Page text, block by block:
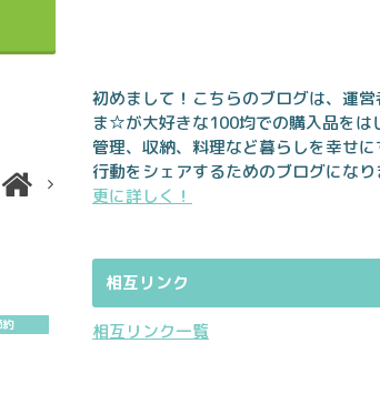
約
初めまして！こちらのブログは、運営
ま☆が大好きな100均での購入品をは
管理、収納、料理など暮らしを幸せ
行動をシェアするためのブログになり
更に詳しく！
相互リンク
相互リンク一覧